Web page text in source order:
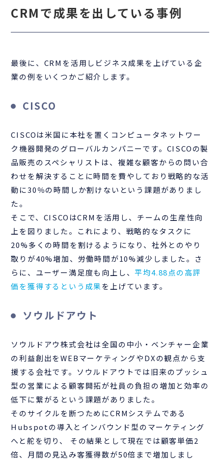
CRMで成果を出している事例
最後に、CRMを活用しビジネス成果を上げている企
業の例をいくつかご紹介します。
CISCO
CISCOは米国に本社を置くコンピュータネットワー
ク機器開発のグローバルカンパニーです。CISCOの製
品販売のスペシャリストは、複雑な顧客からの問い合
わせを解決することに時間を費やしており戦略的な活
動に30％の時間しか割けないという課題がありまし
た。
そこで、CISCOはCRMを活用し、チームの生産性向
上を図りました。これにより、戦略的なタスクに
20%多くの時間を割けるようになり、社外とのやり
取りが40%増加、労働時間が10%減少しました。さ
らに、ユーザー満足度も向上し、平均4.88点の高評
価を獲得するという成果を上げています。
ソウルドアウト
ソウルドアウ株式会社は全国の中小・ベンチャー企業
の利益創出をWEBマーケティングやDXの観点から支
援する会社です。ソウルドアウトでは旧来のプッシュ
型の営業による顧客開拓が社員の負担の増加と効率の
低下に繋がるという課題がありました。
そのサイクルを断つためにCRMシステムである
Hubspotの導入とインバウンド型のマーケティング
へと舵を切り、 その結果として現在では顧客単価2
倍、月間の見込み客獲得数が50倍まで増加しまし